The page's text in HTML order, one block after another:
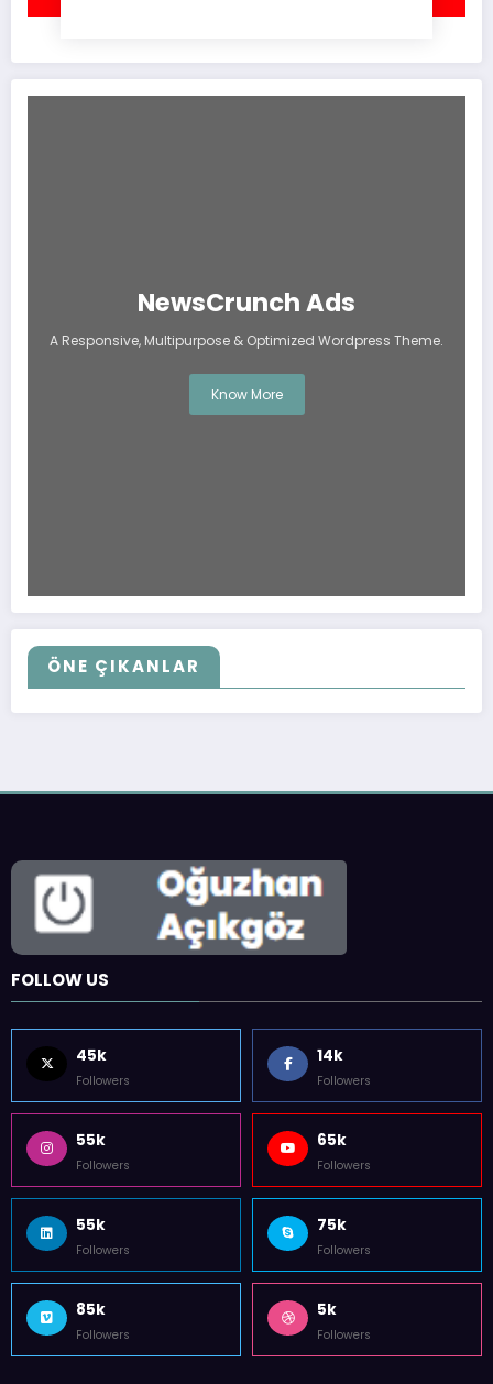
NewsCrunch Ads
A Responsive, Multipurpose & Optimized Wordpress Theme.
Know More
ÖNE ÇIKANLAR
FOLLOW US
45k
Followers
14k
Followers
55k
Followers
65k
Followers
55k
Followers
75k
Followers
85k
Followers
5k
Followers